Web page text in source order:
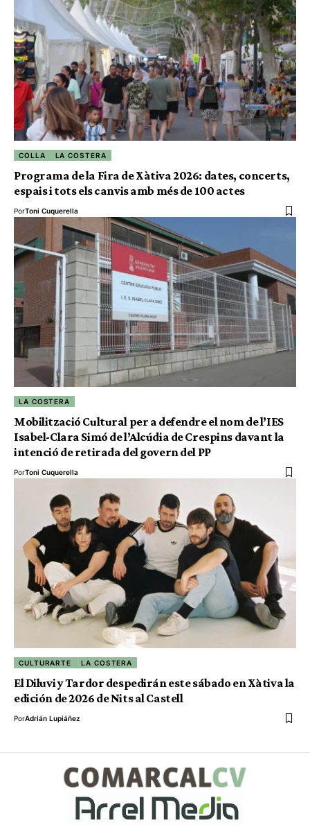
COLLA LA COSTERA
Programa de la Fira de Xàtiva 2026: dates, concerts,
espais i tots els canvis amb més de 100 actes
PorToni Cuquerella
LA COSTERA
Mobilització Cultural per a defendre el nom de l’IES
Isabel-Clara Simó de l’Alcúdia de Crespins davant la
intenció de retirada del govern del PP
PorToni Cuquerella
CULTURARTE LA COSTERA
El Diluvi y Tardor despedirán este sábado en Xàtiva la
edición de 2026 de Nits al Castell
PorAdrián Lupiáñez